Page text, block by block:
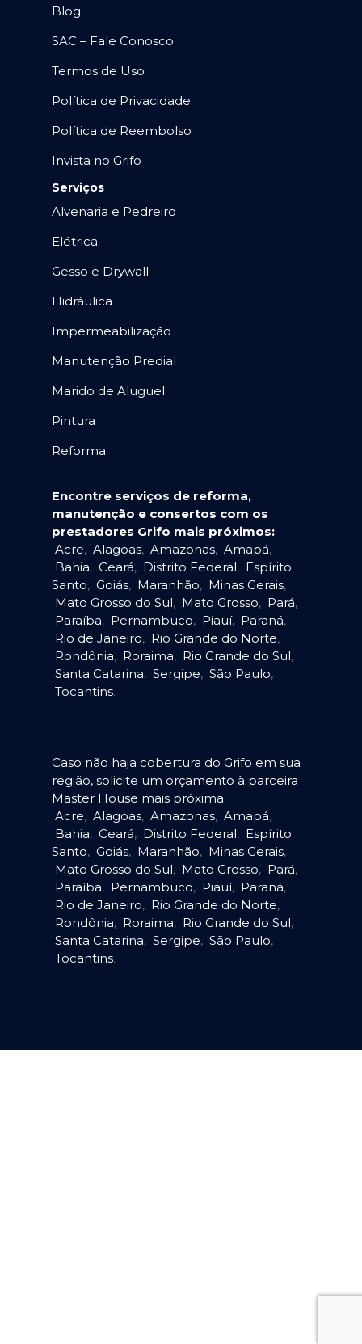
Blog
SAC – Fale Conosco
Termos de Uso
Política de Privacidade
Política de Reembolso
Invista no Grifo
Serviços
Alvenaria e Pedreiro
Elétrica
Gesso e Drywall
Hidráulica
Impermeabilização
Manutenção Predial
Marido de Aluguel
Pintura
Reforma
Encontre serviços de reforma,
manutenção e consertos com os
prestadores Grifo mais próximos:
Acre, Alagoas, Amazonas, Amapá,
Bahia, Ceará, Distrito Federal, Espírito
Santo, Goiás, Maranhão, Minas Gerais,
Mato Grosso do Sul, Mato Grosso, Pará,
Paraíba, Pernambuco, Piauí, Paraná,
Rio de Janeiro, Rio Grande do Norte,
Rondônia, Roraima, Rio Grande do Sul,
Santa Catarina, Sergipe, São Paulo,
Tocantins.
Caso não haja cobertura do Grifo em sua
região, solicite um orçamento à parceira
Master House mais próxima:
Acre, Alagoas, Amazonas, Amapá,
Bahia, Ceará, Distrito Federal, Espírito
Santo, Goiás, Maranhão, Minas Gerais,
Mato Grosso do Sul, Mato Grosso, Pará,
Paraíba, Pernambuco, Piauí, Paraná,
Rio de Janeiro, Rio Grande do Norte,
Rondônia, Roraima, Rio Grande do Sul,
Santa Catarina, Sergipe, São Paulo,
Tocantins.